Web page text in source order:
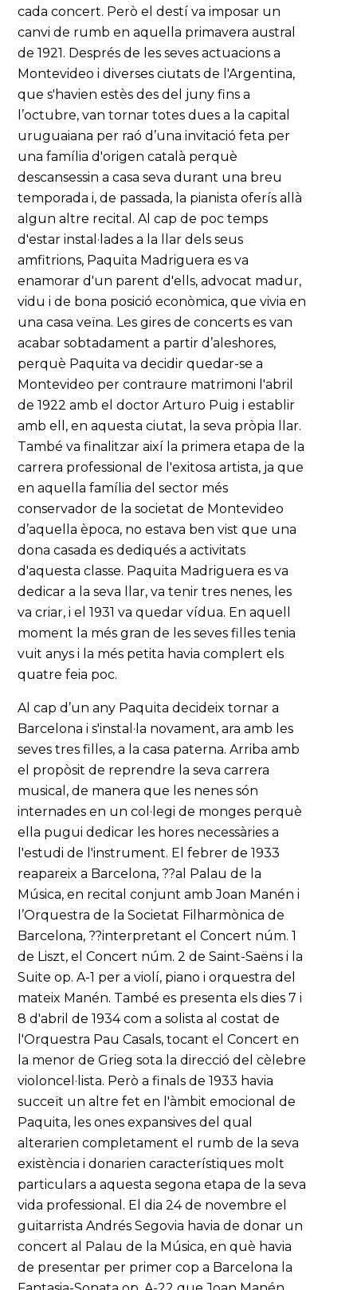
cada concert. Però el destí va imposar un
canvi de rumb en aquella primavera austral
de 1921. Després de les seves actuacions a
Montevideo i diverses ciutats de l'Argentina,
que s'havien estès des del juny fins a
l’octubre, van tornar totes dues a la capital
uruguaiana per raó d’una invitació feta per
una família d'origen català perquè
descansessin a casa seva durant una breu
temporada i, de passada, la pianista oferís allà
algun altre recital. Al cap de poc temps
d'estar instal·lades a la llar dels seus
amfitrions, Paquita Madriguera es va
enamorar d'un parent d'ells, advocat madur,
vidu i de bona posició econòmica, que vivia en
una casa veïna. Les gires de concerts es van
acabar sobtadament a partir d’aleshores,
perquè Paquita va decidir quedar-se a
Montevideo per contraure matrimoni l'abril
de 1922 amb el doctor Arturo Puig i establir
amb ell, en aquesta ciutat, la seva pròpia llar.
També va finalitzar així la primera etapa de la
carrera professional de l'exitosa artista, ja que
en aquella família del sector més
conservador de la societat de Montevideo
d’aquella època, no estava ben vist que una
dona casada es dediqués a activitats
d'aquesta classe. Paquita Madriguera es va
dedicar a la seva llar, va tenir tres nenes, les
va criar, i el 1931 va quedar vídua. En aquell
moment la més gran de les seves filles tenia
vuit anys i la més petita havia complert els
quatre feia poc.
Al cap d’un any Paquita decideix tornar a
Barcelona i s'instal·la novament, ara amb les
seves tres filles, a la casa paterna. Arriba amb
el propòsit de reprendre la seva carrera
musical, de manera que les nenes són
internades en un col·legi de monges perquè
ella pugui dedicar les hores necessàries a
l'estudi de l'instrument. El febrer de 1933
reapareix a Barcelona, ??al Palau de la
Música, en recital conjunt amb Joan Manén i
l’Orquestra de la Societat Filharmònica de
Barcelona, ??interpretant el Concert núm. 1
de Liszt, el Concert núm. 2 de Saint-Saëns i la
Suite op. A-1 per a violí, piano i orquestra del
mateix Manén. També es presenta els dies 7 i
8 d'abril de 1934 com a solista al costat de
l'Orquestra Pau Casals, tocant el Concert en
la menor de Grieg sota la direcció del cèlebre
violoncel·lista. Però a finals de 1933 havia
succeït un altre fet en l'àmbit emocional de
Paquita, les ones expansives del qual
alterarien completament el rumb de la seva
existència i donarien característiques molt
particulars a aquesta segona etapa de la seva
vida professional. El dia 24 de novembre el
guitarrista Andrés Segovia havia de donar un
concert al Palau de la Música, en què havia
de presentar per primer cop a Barcelona la